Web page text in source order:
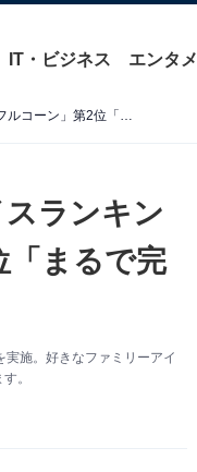
IT・ビジネス エンタメ
好きなコンビニのプライベートブランドアイスランキング 第3位「濃厚ミルクワッフルコーン」第2位「まるで完熟マンゴー」第1位はやはり…
ランキン
「まるで完
施。好きなファミリーアイ
。